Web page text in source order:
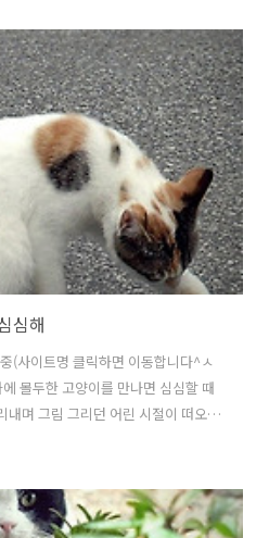
심해
(사이트명 클릭하면 이동합니다^ㅅ
몰두한 고양이를 만나면 심심할 때
내며 그림 그리던 어린 시절이 떠오릅
그리며 놀까요? 아니면, 지나가는
? 이 배너를 눌러 구독+해 보세요=(^
해주시면, 제게 큰 힘이 됩니다.